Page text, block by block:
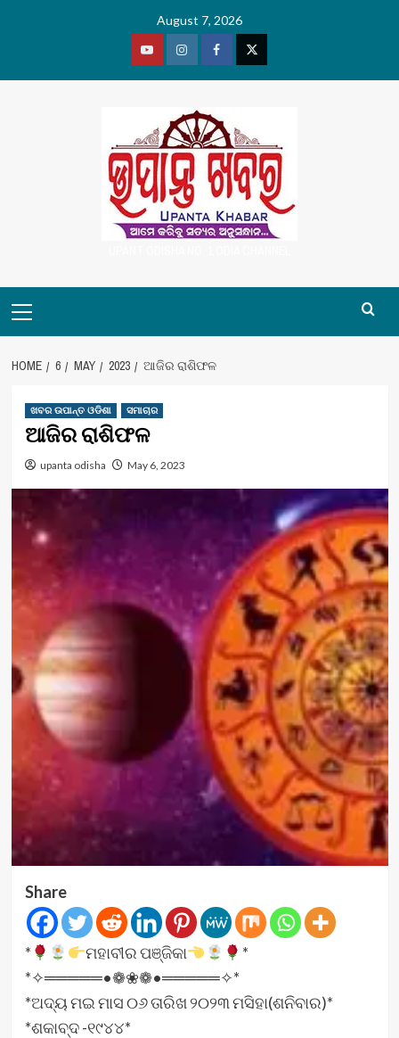
August 7, 2026
YoutubeVimeoFacebookTwitter
Menu
HOME 6 MAY 2023 ଆଜିର ରାଶିଫଳ
ଖବର ଉପାନ୍ତ ଓଡିଶା ସମାଚାର
ଆଜିର ରାଶିଫଳ
upanta odisha May 6, 2023
Share
* ମହାବୀର ପଞ୍ଜିକା
*
*✧═════•❁❀❁•═════✧*
*ଅଦ୍ୟ ମଇ ମାସ ୦୬ ତାରିଖ ୨୦୨୩ ମସିହା(ଶନିବାର)*
*ଶକାବ୍ଦ -୧୯୪୪*